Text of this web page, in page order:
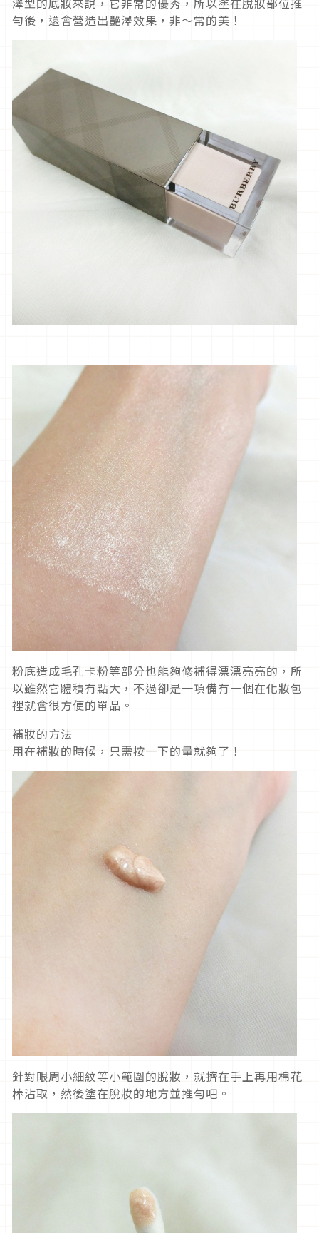
勻後，還會營造出艷澤效果，非～常的美！
粉底造成毛孔卡粉等部分也能夠修補得漂漂亮亮的，所
以雖然它體積有點大，不過卻是一項備有一個在化妝包
裡就會很方便的單品。
補妝的方法
用在補妝的時候，只需按一下的量就夠了！
針對眼周小細紋等小範圍的脫妝，就擠在手上再用棉花
棒沾取，然後塗在脫妝的地方並推勻吧。